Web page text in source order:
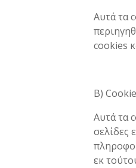
Αυτά τα
cookies
Β)
Αυτά τα
σελίδες
εκ